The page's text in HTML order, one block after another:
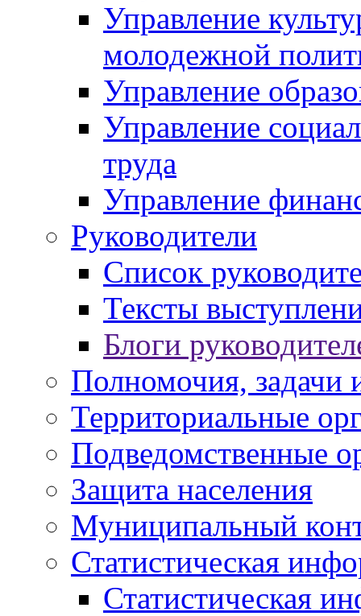
Управление
молодежной
Управление
Управление
труда
Управление
Руководители
Список
Тексты
Блоги
Полномочия, задачи
Территориальные
Подведомственные
Защита населения
Муниципальный
Статистическая
Статистическая